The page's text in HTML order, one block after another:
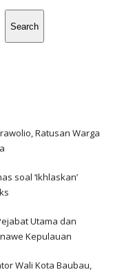
Search
Ratusan Warga
soal ‘Ikhlaskan’
Utama dan
Kepulauan
Wali Kota Baubau,